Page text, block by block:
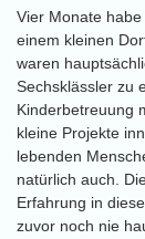
Vier Monate
einem kleinen
waren
Sechsklässler zu
Kinderbetreuung
kleine Projekte
lebenden
natürlich auch.
Erfahrung in
zuvor noch nie